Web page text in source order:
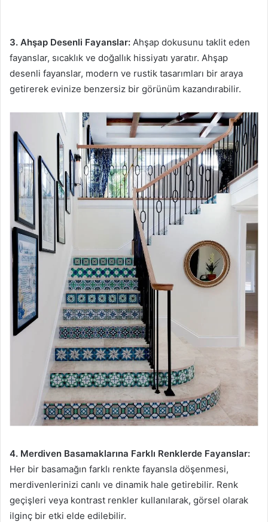
3. Ahşap Desenli Fayanslar: Ahşap dokusunu taklit eden
fayanslar, sıcaklık ve doğallık hissiyatı yaratır. Ahşap
desenli fayanslar, modern ve rustik tasarımları bir araya
getirerek evinize benzersiz bir görünüm kazandırabilir.
4. Merdiven Basamaklarına Farklı Renklerde Fayanslar:
Her bir basamağın farklı renkte fayansla döşenmesi,
merdivenlerinizi canlı ve dinamik hale getirebilir. Renk
geçişleri veya kontrast renkler kullanılarak, görsel olarak
ilginç bir etki elde edilebilir.